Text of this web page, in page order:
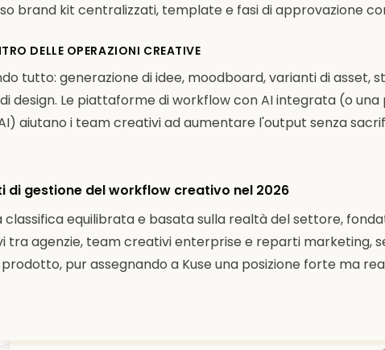
brand kit centralizzati, template e fasi di approvazione
DELLE OPERAZIONI CREATIVE
tutto: generazione di idee, moodboard, varianti di asset,
design. Le piattaforme di workflow con AI integrata (o
aiutano i team creativi ad aumentare l'output senza
di gestione del workflow creativo nel 2026
classifica equilibrata e basata sulla realtà del settore,
tra agenzie, team creativi enterprise e reparti marketing,
pur assegnando a Kuse una posizione forte ma